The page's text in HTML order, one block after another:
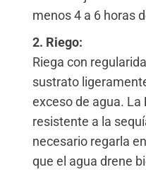
menos 4 a 6 horas
2. Riego:
Riega con
sustrato
exceso de agua. La
resistente a la
necesario regarla
que el agua drene